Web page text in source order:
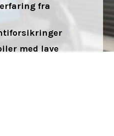
fra
med lave